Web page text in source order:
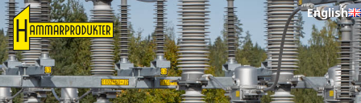
English